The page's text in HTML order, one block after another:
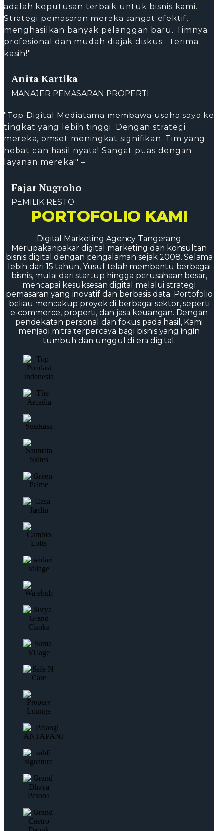
adalah keputusan terbaik untuk bisnis kami.
Strategi pemasaran mereka sangat efektif,
menghasilkan banyak pelanggan baru. Timnya
profesional dan mudah diajak diskusi. Terima
kasih!"
Anita Kartika
MANAJER PEMASARAN PROPERTI
"Top Digital Mediatama membawa usaha saya ke
tingkat yang lebih tinggi. Dengan strategi
mereka, omset meningkat signifikan. Tim yang
hebat dan hasil nyata! Sangat puas dengan
layanan mereka!" –
Fajar Nugroho
PEMILIK RESTO
PORTOFOLIO KAMI
Digital Marketing Agency Tangerang
Merupakanpakar digital marketing dan konsultan
bisnis digital dengan pengalaman sejak 2008. Selama
lebih dari 15 tahun, Yusuf telah membantu berbagai
bisnis, mulai dari startup hingga perusahaan besar,
mencapai kesuksesan digital melalui strategi
pemasaran yang inovatif dan berbasis data. Portofolio
beliau mencakup proyek di berbagai sektor, seperti
e-commerce, properti, dan jasa keuangan. Dengan
pendekatan personal dan fokus pada hasil, Kami
menjadi mitra terpercaya bagi bisnis yang ingin
tumbuh dan unggul di era digital.